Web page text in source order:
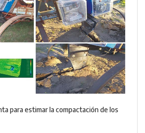
para estimar la compactación de los